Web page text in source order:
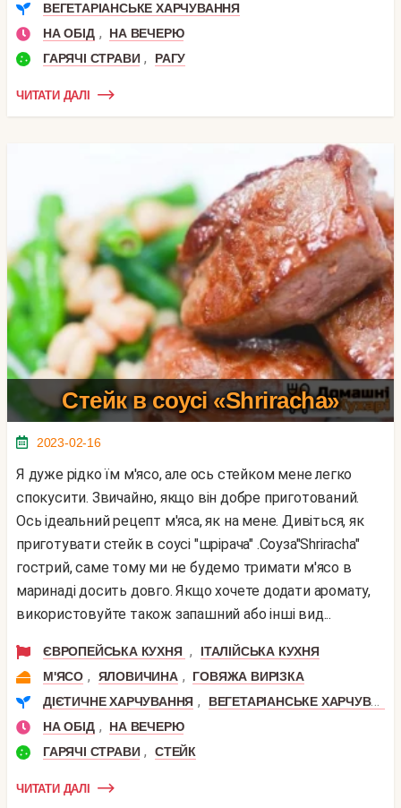
ВЕГЕТАРІАНСЬКЕ ХАРЧУВАННЯ
НА ОБІД ,
НА ВЕЧЕРЮ
ГАРЯЧІ СТРАВИ , РАГУ
ЧИТАТИ ДАЛІ
Стейк в соусі «Shriracha»
2023-02-16
Я дуже рідко їм м'ясо, але ось стейком мене легко
спокусити. Звичайно, якщо він добре приготований.
Ось ідеальний рецепт м'яса, як на мене. Дивіться, як
приготувати стейк в соусі "шрірача" .Соуза"Shriracha"
гострий, саме тому ми не будемо тримати м'ясо в
маринаді досить довго. Якщо хочете додати аромату,
використовуйте також запашний або інші вид...
ЄВРОПЕЙСЬКА КУХНЯ ,
ІТАЛІЙСЬКА КУХНЯ
М'ЯСО , ЯЛОВИЧИНА ,
ГОВЯЖА ВИРІЗКА
ДІЄТИЧНЕ ХАРЧУВАННЯ ,
ВЕГЕТАРІАНСЬКЕ ХАРЧУВАННЯ
НА ОБІД ,
НА ВЕЧЕРЮ
ГАРЯЧІ СТРАВИ , СТЕЙК
ЧИТАТИ ДАЛІ